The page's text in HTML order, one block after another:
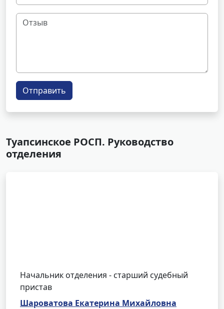
Отправить
Туапсинское РОСП. Руководство
отделения
Начальник отделения - старший судебный
пристав
Шароватова Екатерина Михайловна